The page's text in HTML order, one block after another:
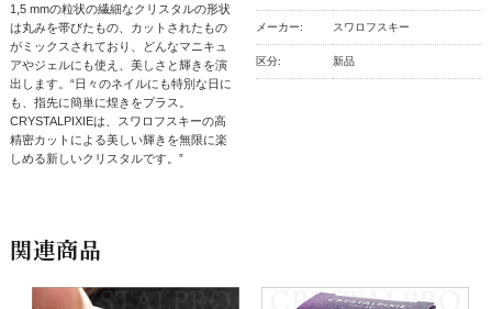
1,5 mmの粒状の繊細なクリスタルの形状
は丸みを帯びたもの、カットされたもの
がミックスされており、どんなマニキュ
アやジェルにも使え、美しさと輝きを演
出します。“日々のネイルにも特別な日に
も、指先に簡単に煌きをプラス。
CRYSTALPIXIEは、スワロフスキーの高
精密カットによる美しい輝きを無限に楽
しめる新しいクリスタルです。”
メーカー: スワロフスキー
区分: 新品
関連商品